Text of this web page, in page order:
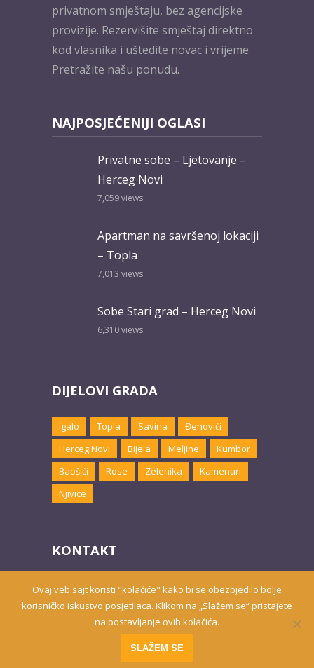
privatnom smještaju, bez agencijske
provizije. Rezervišite smještaj direktno
kod vlasnika i uštedite novac i vrijeme.
Pretražite našu ponudu.
NAJPOSJEĆENIJI OGLASI
Privatne sobe – Ljetovanje –
Herceg Novi
7,059views
Apartman na savršenoj lokaciji
– Topla
7,013 views
Sobe Stari grad – Herceg Novi
6,310views
DIJELOVI GRADA
Igalo Topla Savina
Đenovići
Herceg Novi
Bijela Meljine
Kumbor
Baošići
Rose Zelenika
Kamenari
Njivice
KONTAKT
Email:marketing@hnsmjestaj.com
Prisutni od 2010. godine | 2019 © Smještaj u Herceg Novom
Website developed byPRO ECO
Ovaj veb sajt koristi "kolačiće" kako bi se obezbjedilo bolje
korisničko iskustvo posjetilaca. Klikom na „Slažem se“ pristajete
na postavljanje ovih kolačića.
SLAŽEM SE